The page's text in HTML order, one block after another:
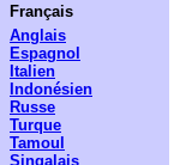
Français
Anglais
Espagnol
Italien
Indonésien
Russe
Turque
Tamoul
Singalais